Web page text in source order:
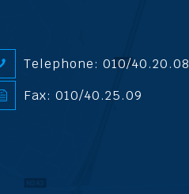
Telephone: 010/40.20.08
Fax: 010/40.25.09